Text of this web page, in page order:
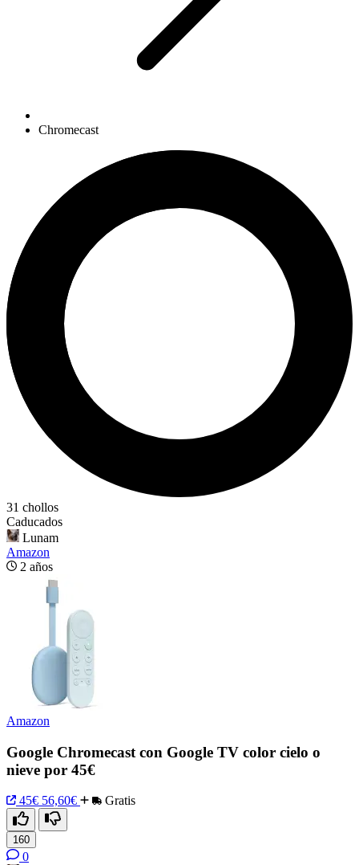
Chromecast
31 chollos
Caducados
Lunam
Amazon
2 años
Amazon
Google Chromecast con Google TV color cielo o
nieve por 45€
45€ 56,60€ Gratis
160
0